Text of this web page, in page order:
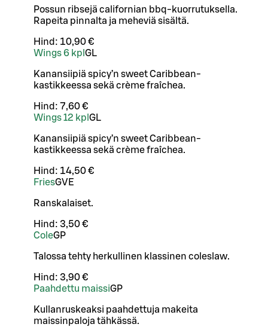
Possun ribsejä californian bbq-kuorrutuksella.
Rapeita pinnalta ja meheviä sisältä.
Hind: 10,90 €
Wings 6 kpl GL
Kanansiipiä spicy’n sweet Caribbean-
kastikkeessa sekä crème fraîchea.
Hind: 7,60 €
Wings 12 kpl GL
Kanansiipiä spicy’n sweet Caribbean-
kastikkeessa sekä crème fraîchea.
Hind: 14,50 €
FriesGVE
Ranskalaiset.
Hind: 3,50 €
ColeGP
Talossa tehty herkullinen klassinen coleslaw.
Hind: 3,90 €
Paahdettu maissiGP
Kullanruskeaksi paahdettuja makeita
maissinpaloja tähkässä.